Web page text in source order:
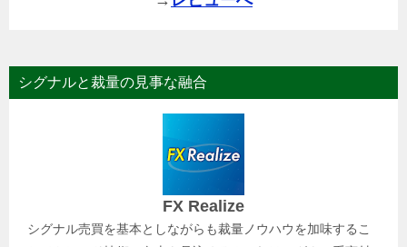
シグナルと裁量の見事な融合
FX Realize
シグナル売買を基本としながらも裁量ノウハウを加味するこ